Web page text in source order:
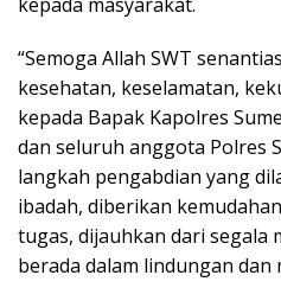
“Semoga Allah SWT
kesehatan, keselamatan,
kepada Bapak Kapolres
dan seluruh anggota Polres
langkah pengabdian yang
ibadah, diberikan
tugas, dijauhkan dari segala
berada dalam lindungan dan